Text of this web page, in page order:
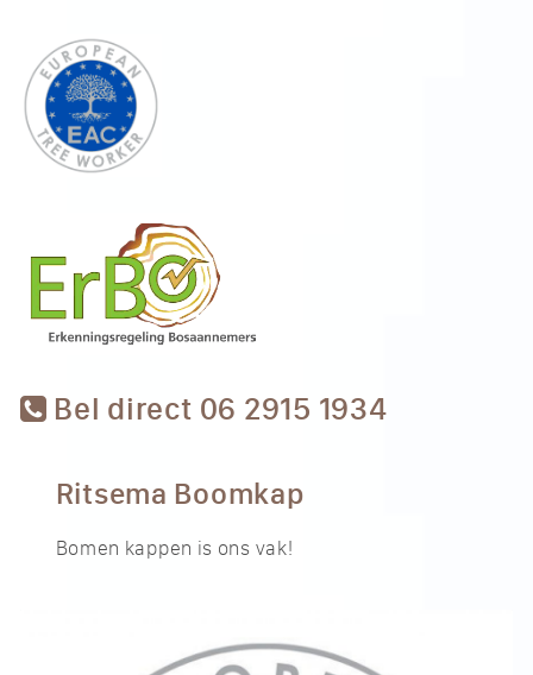
Bel direct 06 2915 1934
CONTACT
Ritsema Boomkap
Bomen kappen is ons vak!